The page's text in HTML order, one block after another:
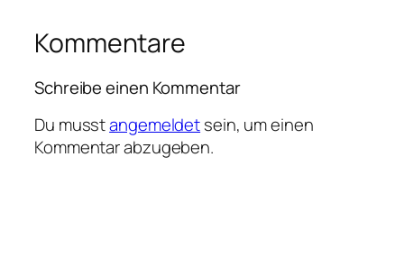
Kommentare
Schreibe einen Kommentar
Du musstangemeldetsein, um einen
Kommentar abzugeben.